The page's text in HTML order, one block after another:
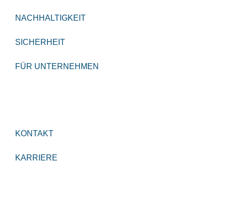
NACHHALTIGKEIT
SICHERHEIT
FÜR UNTERNEHMEN
KONTAKT
KARRIERE